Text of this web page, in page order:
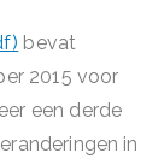
bevat
2015 voor
een derde
in